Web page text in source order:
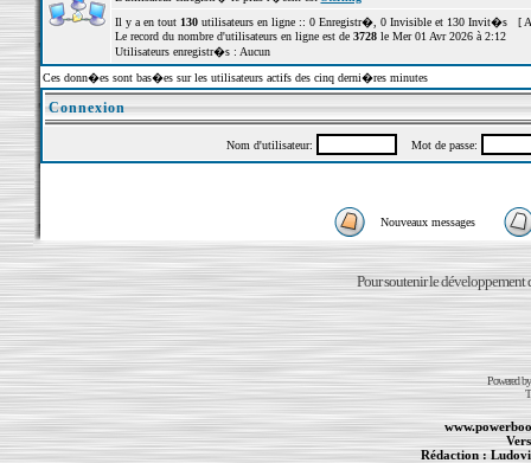
Il y a en tout 130utilisateurs en ligne :: 0 Enregistr�, 0 Invisible et 130 Invit�s [
Le record du nombre d'utilisateurs en ligne est de 3728le Mer 01 Avr 2026 à 2:12
Utilisateurs enregistr�s : Aucun
Ces donn�es sont bas�es sur les utilisateurs actifs des cinq derni�res minutes
Connexion
Nom d'utilisateur: Mot de passe:
Nouveaux messages
Pour soutenir le développement
Powered
Rédaction :